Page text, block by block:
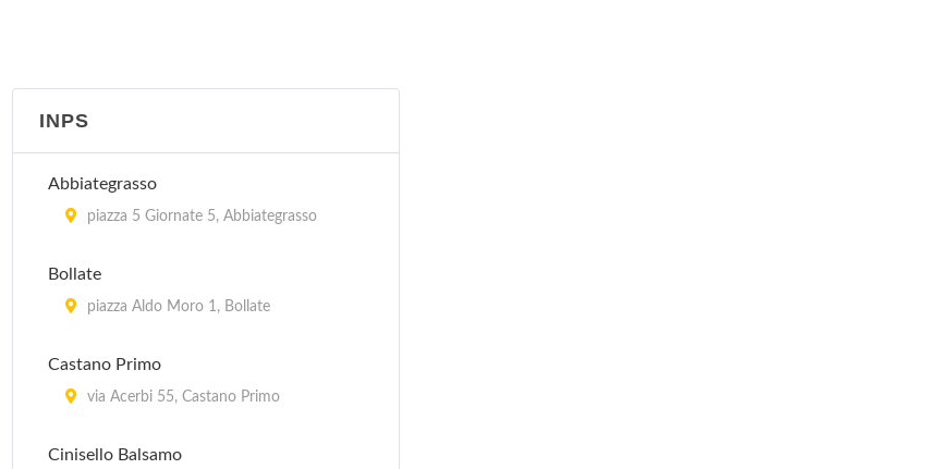
Comando Provinciale di Milano
via Valtellina 3/A, Milano
Comando Regionale Lombardia
via Melchiorre Gioia 5, Milano
Compagnia Pronto Impiego
via Giacomo Medici Del Vascello 36,
Nucleo Regionale Polizia Tributaria
INPS
Abbiategrasso
piazza 5 Giornate 5, Abbiategrasso
Bollate
piazza Aldo Moro 1, Bollate
Castano Primo
via Acerbi 55, Castano Primo
Cinisello Balsamo